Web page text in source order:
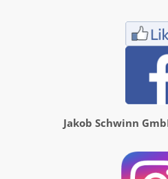
Jakob Schwinn